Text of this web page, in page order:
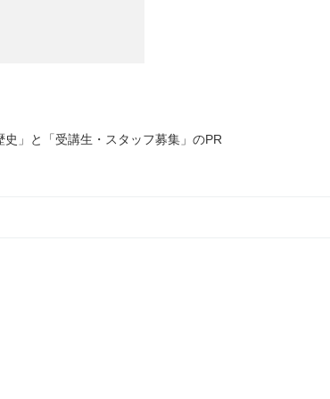
」と「受講生・スタッフ募集」のPR